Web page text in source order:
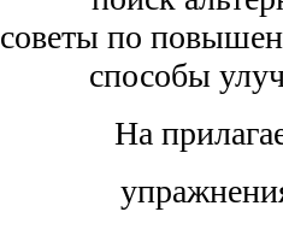
советы по
способы
На